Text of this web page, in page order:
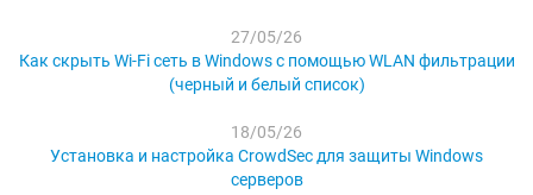
27/05/26
Как скрыть Wi-Fi сеть в Windows с помощью WLAN фильтрации
(черный и белый список)
18/05/26
Установка и настройка CrowdSec для защиты Windows
серверов